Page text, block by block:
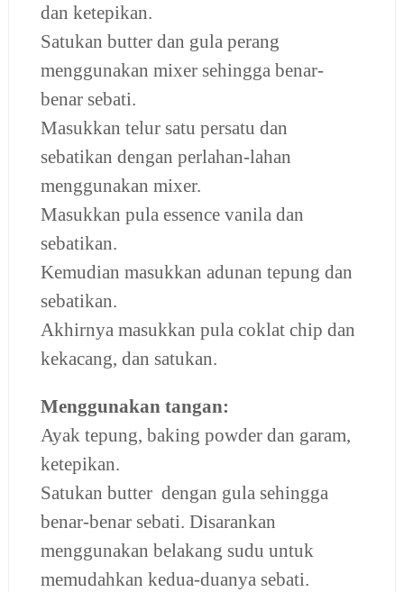
dan ketepikan.
Satukan butter dan gula perang
menggunakan mixer sehingga benar-
benar sebati.
Masukkan telur satu persatu dan
sebatikan dengan perlahan-lahan
menggunakan mixer.
Masukkan pula essence vanila dan
sebatikan.
Kemudian masukkan adunan tepung dan
sebatikan.
Akhirnya masukkan pula coklat chip dan
kekacang, dan satukan.
Menggunakan tangan:
Ayak tepung, baking powder dan garam,
ketepikan.
Satukan butter dengan gula sehingga
benar-benar sebati. Disarankan
menggunakan belakang sudu untuk
memudahkan kedua-duanya sebati.